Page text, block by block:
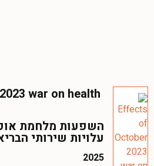
war on health
עלויות שירותי
2025